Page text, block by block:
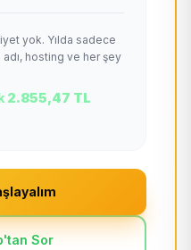
yok. Yılda sadece
hosting ve her şey
2.855,47 TL
Sor